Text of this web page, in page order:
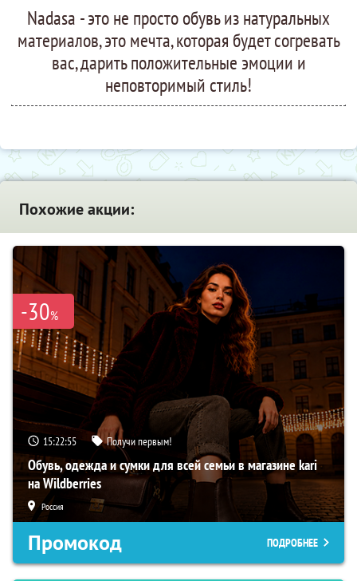
Nadasa - это не просто обувь из натуральных
материалов, это мечта, которая будет согревать
вас, дарить положительные эмоции и
неповторимый стиль!
Похожие акции:
-30%
15:22:54 Получи первым!
Обувь, одежда и сумки для всей семьи в магазине kari
на Wildberries
Россия
Промокод ПОДРОБНЕЕ